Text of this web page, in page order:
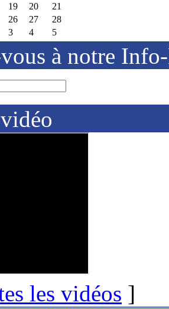
19 20
21
26 27
28
3 4 5
à notre
les vidéos ]